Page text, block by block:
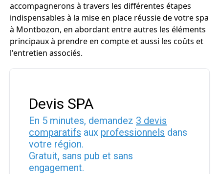
accompagnerons à travers les différentes étapes
indispensables à la mise en place réussie de votre spa
à Montbozon, en abordant entre autres les éléments
principaux à prendre en compte et aussi les coûts et
l'entretien associés.
Devis SPA
En 5 minutes, demandez 3 devis
comparatifs aux professionnels dans
votre région.
Gratuit, sans pub et sans
engagement.